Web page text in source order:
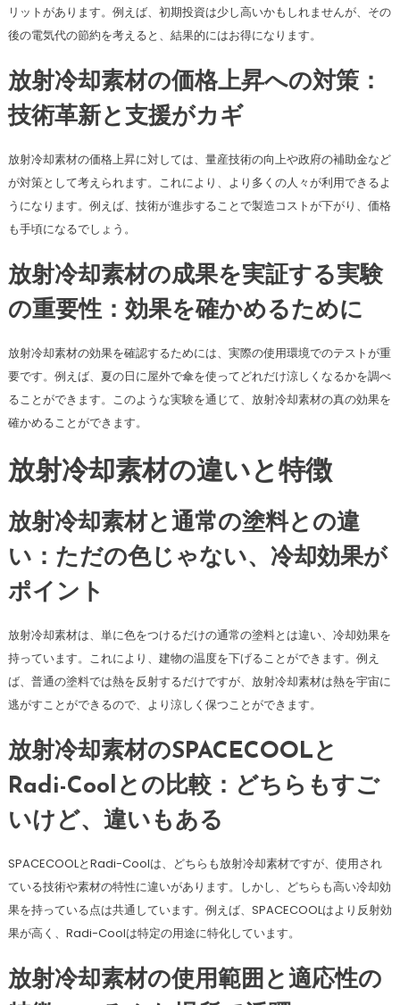
リットがあります。例えば、初期投資は少し高いかもしれませんが、その
後の電気代の節約を考えると、結果的にはお得になります。
放射冷却素材の価格上昇への対策：
技術革新と支援がカギ
放射冷却素材の価格上昇に対しては、量産技術の向上や政府の補助金など
が対策として考えられます。これにより、より多くの人々が利用できるよ
うになります。例えば、技術が進歩することで製造コストが下がり、価格
も手頃になるでしょう。
放射冷却素材の成果を実証する実験
の重要性：効果を確かめるために
放射冷却素材の効果を確認するためには、実際の使用環境でのテストが重
要です。例えば、夏の日に屋外で傘を使ってどれだけ涼しくなるかを調べ
ることができます。このような実験を通じて、放射冷却素材の真の効果を
確かめることができます。
放射冷却素材の違いと特徴
放射冷却素材と通常の塗料との違
い：ただの色じゃない、冷却効果が
ポイント
放射冷却素材は、単に色をつけるだけの通常の塗料とは違い、冷却効果を
持っています。これにより、建物の温度を下げることができます。例え
ば、普通の塗料では熱を反射するだけですが、放射冷却素材は熱を宇宙に
逃がすことができるので、より涼しく保つことができます。
放射冷却素材のSPACECOOLと
Radi-Coolとの比較：どちらもすご
いけど、違いもある
SPACECOOLとRadi-Coolは、どちらも放射冷却素材ですが、使用され
ている技術や素材の特性に違いがあります。しかし、どちらも高い冷却効
果を持っている点は共通しています。例えば、SPACECOOLはより反射効
果が高く、Radi-Coolは特定の用途に特化しています。
放射冷却素材の使用範囲と適応性の